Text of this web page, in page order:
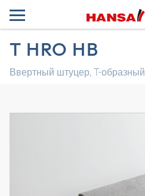
T HRO HB
Ввертный штуцер, T-образный